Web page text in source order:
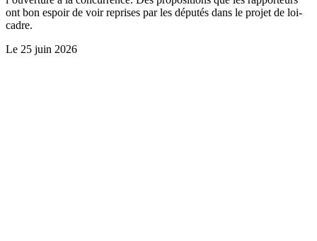
ont bon espoir de voir reprises par les députés dans le projet de loi-
cadre.
Le 25 juin 2026